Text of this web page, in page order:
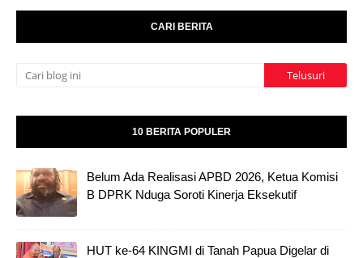
CARI BERITA
10 BERITA POPULER
Belum Ada Realisasi APBD 2026, Ketua Komisi
B DPRK Nduga Soroti Kinerja Eksekutif
HUT ke-64 KINGMI di Tanah Papua Digelar di